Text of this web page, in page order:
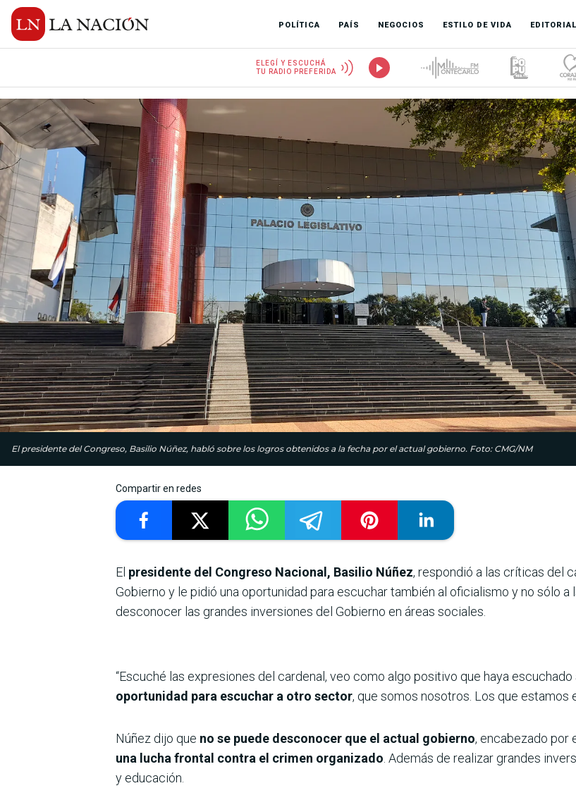
POLÍTICA PAÍS NEGOCIOS ESTILO DE VIDA EDITORIAL
ELEGÍ Y ESCUCHÁ
TU RADIO PREFERIDA
El presidente del Congreso, Basilio Núñez, habló sobre los logros obtenidos a la fecha por el actual gobierno. Foto: CMG/NM
Compartir en redes
El presidente del Congreso Nacional, Basilio Núñez, respondió a las críticas del
Gobierno y le pidió una oportunidad para escuchar también al oficialismo y no sólo
desconocer las grandes inversiones del Gobierno en áreas sociales.
“Escuché las expresiones del cardenal, veo como algo positivo que haya escuchado
oportunidad para escuchar a otro sector, que somos nosotros. Los que estamos
Núñez dijo que no se puede desconocer que el actual gobierno, encabezado por
una lucha frontal contra el crimen organizado . Además de realizar grandes
y educación.